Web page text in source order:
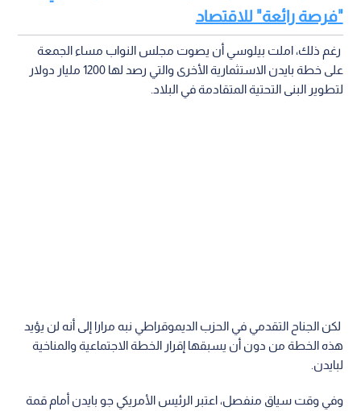
"فرصة رائعة" للاقتصاد
رغم ذلك، املت بيلوسي أن يصوت مجلس النواب مساء الجمعة
على خطة بايدن الاستثمارية الأخرى والتي رصد لها 1200 مليار دولار
لتطوير البنى التحتية المتقادمة في البلاد.
لكن الجناح التقدمي في الحزب الديموقراطي نبه مرارا إلى أنه لن يؤيد
هذه الخطة من دون أن يسبقها إقرار الخطة الاجتماعية والمناخية
لبايدن.
وفي وقت سياق منفصل، اعتبر الرئيس الأمريكي جو بايدن أمام قمة